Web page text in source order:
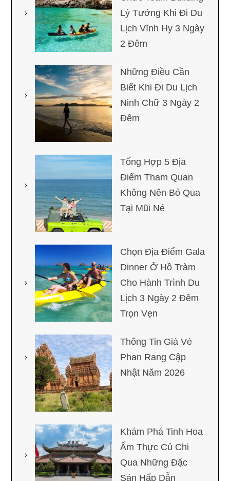
Lý Tưởng Khi Đi Du
Lịch Vĩnh Hy 3 Ngày
2 Đêm
Những Điều Cần
Biết Khi Đi Du Lịch
Ninh Chữ 3 Ngày 2
Đêm
Tổng Hợp 5 Địa
Điểm Tham Quan
Không Nên Bỏ Qua
Tại Mũi Né
Chọn Địa Điểm Gala
Dinner Ở Hồ Tràm
Cho Hành Trình Du
Lịch 3 Ngày 2 Đêm
Trọn Vẹn
Thông Tin Giá Vé
Phan Rang Cập
Nhật Năm 2026
Khám Phá Tinh Hoa
Ẩm Thực Củ Chi
Qua Những Đặc
Sản Hấp Dẫn